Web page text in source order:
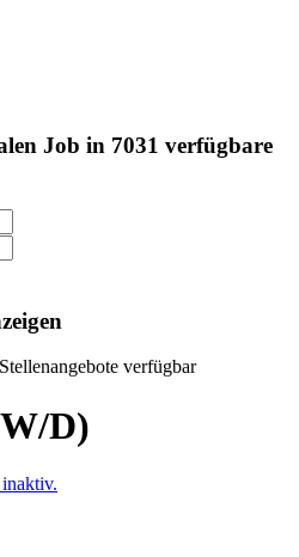
Job in 7031 verfügbare
verfügbar
D)